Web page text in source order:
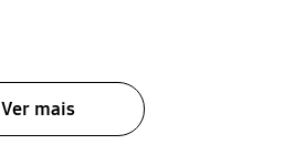
Ver mais